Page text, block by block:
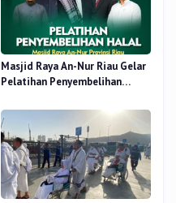
Masjid Raya An-Nur Riau Gelar
Pelatihan Penyembelihan
Gratis